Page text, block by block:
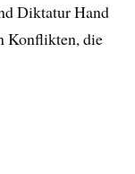
Diktatur Hand
Konflikten, die